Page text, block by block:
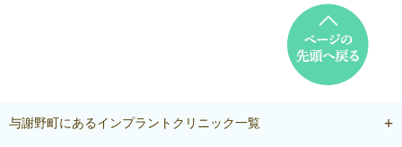
与謝野町にあるインプラントクリニック一覧